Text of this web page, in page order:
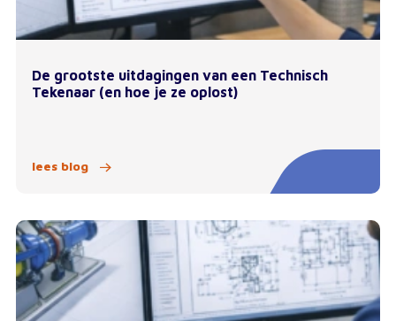
De grootste uitdagingen van een Technisch
Tekenaar (en hoe je ze oplost)
lees blog